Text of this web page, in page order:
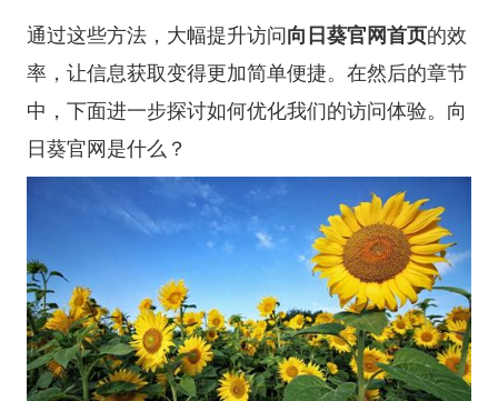
通过这些方法，大幅提升访问 向日葵官网首页的效
率，让信息获取变得更加简单便捷。在然后的章节
中，下面进一步探讨如何优化我们的访问体验。 向
日葵官网是什么？